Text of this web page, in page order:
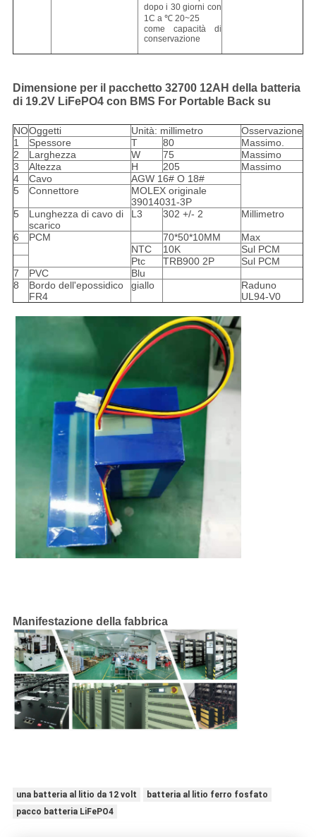
dopo i 30 giorni con
1C a ℃ 20~25
come capacità di
conservazione
Dimensione per il pacchetto 32700 12AH della batteria
di 19.2V LiFePO4 con BMS For Portable Back su
NOOggetti Unità: millimetro
Osservazione
1
Spessore T 80
Massimo.
2
Larghezza W 75
Massimo
3
Altezza H 205
Massimo
4
Cavo
AGW 16# O 18#
5
Connettore
MOLEX originale
39014031-3P
5
Lunghezza di cavo di
scarico
L3 302 +/- 2 Millimetro
6 PCM 70*50*10MM
Max
NTC
10K
Sul PCM
Ptc
TRB900 2P
Sul PCM
7
PVC
Blu
8
Bordo dell'epossidico
FR4
giallo
Raduno
UL94-V0
Manifestazione della fabbrica
una batteria al litio da 12 volt
batteria al litio ferro fosfato
pacco batteria LiFePO4